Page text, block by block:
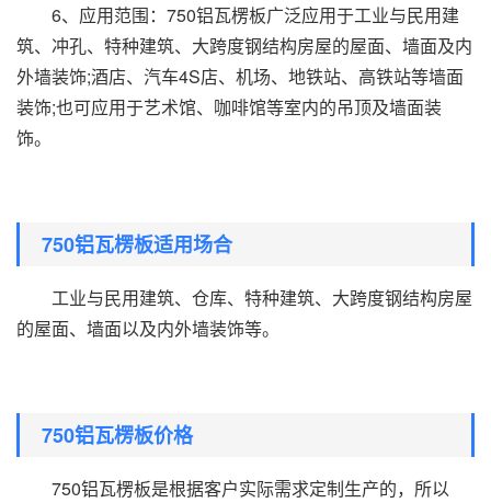
6、应用范围：750铝瓦楞板广泛应用于工业与民用建
筑、冲孔、特种建筑、大跨度钢结构房屋的屋面、墙面及内
外墙装饰;酒店、汽车4S店、机场、地铁站、高铁站等墙面
装饰;也可应用于艺术馆、咖啡馆等室内的吊顶及墙面装
饰。
750铝瓦楞板适用场合
工业与民用建筑、仓库、特种建筑、大跨度钢结构房屋
的屋面、墙面以及内外墙装饰等。
750铝瓦楞板价格
750铝瓦楞板是根据客户实际需求定制生产的，所以